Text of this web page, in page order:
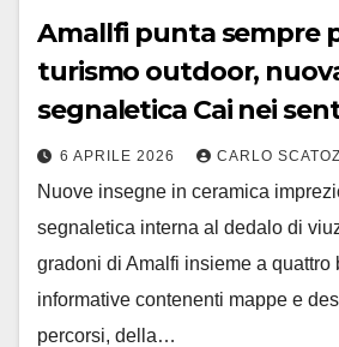
Amallfi punta sempre
turismo outdoor,
segnaletica Cai nei
6 APRILE 2026 CARLO
Nuove insegne in ceramica
segnaletica interna al dedalo di
gradoni di Amalfi insieme a quattro
informative contenenti mappe e
percorsi, della…